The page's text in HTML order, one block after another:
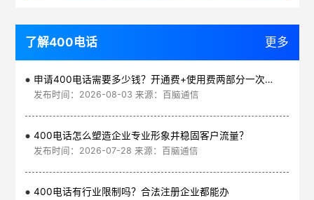
了解400电话 更多
申请400电话需要多少钱？开通费+使用费两部分一次讲清
发布时间：2026-08-03 来源：百脑通信
400电话怎么塑造企业专业形象并稳固客户流量？
发布时间：2026-07-28 来源：百脑通信
400电话有行业限制吗？合法注册企业都能办